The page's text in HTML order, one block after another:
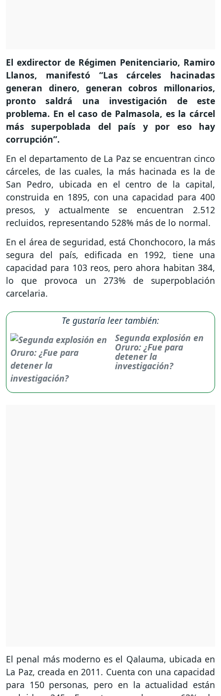
El exdirector de Régimen Penitenciario, Ramiro
Llanos, manifestó “Las cárceles hacinadas
generan dinero, generan cobros millonarios,
pronto saldrá una investigación de este
problema. En el caso de Palmasola, es la cárcel
más superpoblada del país y por eso hay
corrupción”.
En el departamento de La Paz se encuentran cinco
cárceles, de las cuales, la más hacinada es la de
San Pedro, ubicada en el centro de la capital,
construida en 1895, con una capacidad para 400
presos, y actualmente se encuentran 2.512
recluidos, representando 528% más de lo normal.
En el área de seguridad, está Chonchocoro, la más
segura del país, edificada en 1992, tiene una
capacidad para 103 reos, pero ahora habitan 384,
lo que provoca un 273% de superpoblación
carcelaria.
Te gustaría leer también:
Segunda explosión en
Oruro: ¿Fue para
detener la
investigación?
El penal más moderno es el Qalauma, ubicada en
La Paz, creada en 2011. Cuenta con una capacidad
para 150 personas, pero en la actualidad están